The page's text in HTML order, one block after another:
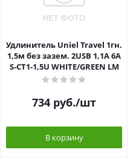
Удлинитель Uniel Travel 1гн.
1,5м без зазем. 2USB 1,1A 6А
S-CT1-1,5U WHITE/GREEN LM
734 руб./шт
В корзину